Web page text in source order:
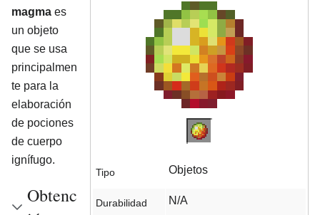
Tipo Objetos
Durabilidad N/A
magma es
un objeto
que se usa
principalmen
te para la
elaboración
de pociones
de cuerpo
ignífugo.
Obtenc